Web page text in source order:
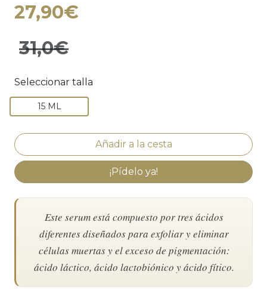
27,90€
31,0€
Seleccionar talla
15 ML
¡Pídelo ya!
Este serum está compuesto por tres ácidos
diferentes diseñados para exfoliar y eliminar
células muertas y el exceso de pigmentación:
ácido láctico, ácido lactobiónico y ácido fítico.